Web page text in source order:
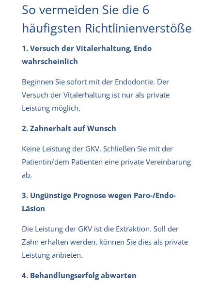
So vermeiden Sie die 6
häufigsten Richtlinienverstöße
1. Versuch der Vitalerhaltung, Endo
wahrscheinlich
Beginnen Sie sofort mit der Endodontie. Der
Versuch der Vitalerhaltung ist nur als private
Leistung möglich.
2. Zahnerhalt auf Wunsch
Keine Leistung der GKV. Schließen Sie mit der
Patientin/dem Patienten eine private Vereinbarung
ab.
3. Ungünstige Prognose wegen Paro-/Endo-
Läsion
Die Leistung der GKV ist die Extraktion. Soll der
Zahn erhalten werden, können Sie dies als private
Leistung anbieten.
4. Behandlungserfolg abwarten